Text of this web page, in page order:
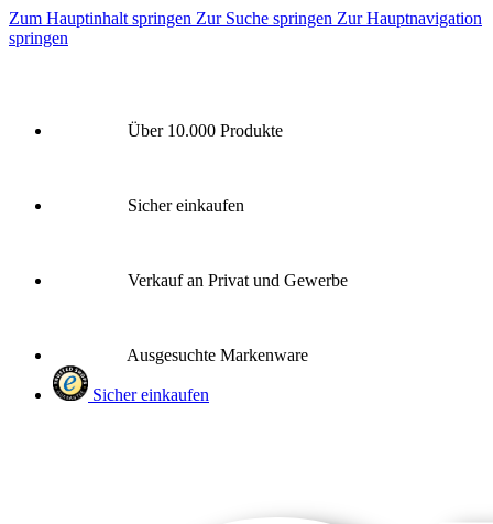
Zum Hauptinhalt springen Zur Suche springen Zur Hauptnavigation
springen
Über 10.000 Produkte
Sicher einkaufen
Verkauf an Privat und Gewerbe
Ausgesuchte Markenware
Sicher einkaufen